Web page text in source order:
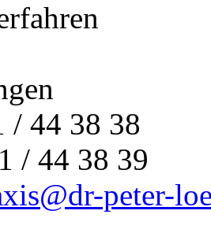
/ 44 38 38
/ 44 38 39
peter-